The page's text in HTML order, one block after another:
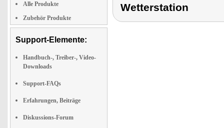
Alle Produkte
Zubehör Produkte
Support-Elemente:
Handbuch-, Treiber-, Video-
Downloads
Support-FAQs
Erfahrungen, Beiträge
Diskussions-Forum
Wetterstation